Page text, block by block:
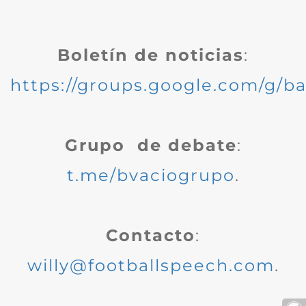
Boletín de noticias:
https://groups.google.com/g/
Grupo de debate:
t.me/bvaciogrupo.
Contacto:
willy@footballspeech.com.